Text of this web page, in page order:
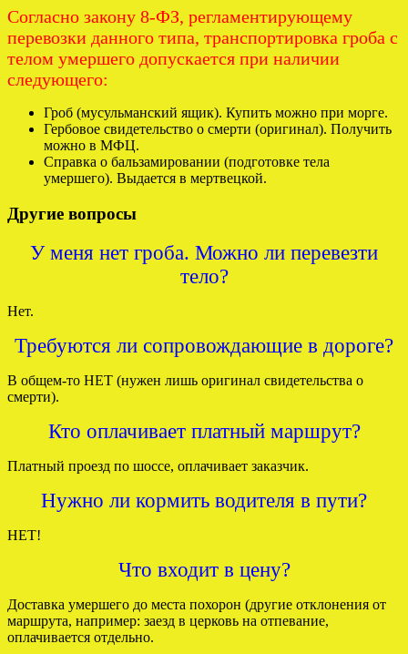
Согласно закону 8-ФЗ, регламентирующему
перевозки данного типа, транспортировка гроба с
телом умершего допускается при наличии
следующего:
Гроб (мусульманский ящик). Купить можно при морге.
Гербовое свидетельство о смерти (оригинал). Получить
можно в МФЦ.
Справка о бальзамировании (подготовке тела
умершего). Выдается в мертвецкой.
Другие вопросы
У меня нет гроба. Можно ли перевезти
тело?
Нет.
Требуются ли сопровождающие в дороге?
В общем-то НЕТ (нужен лишь оригинал свидетельства о
смерти).
Кто оплачивает платный маршрут?
Платный проезд по шоссе, оплачивает заказчик.
Нужно ли кормить водителя в пути?
НЕТ!
Что входит в цену?
Доставка умершего до места похорон (другие отклонения от
маршрута, например: заезд в церковь на отпевание,
оплачивается отдельно.